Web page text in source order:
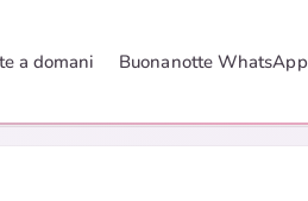
a domani Buonanotte WhatsApp